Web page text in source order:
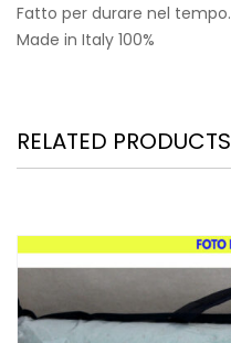
Fatto per durare nel tempo.
Made in Italy 100%
RELATED PRODUCTS